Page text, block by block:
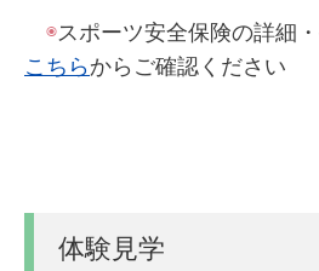
◉スポーツ安全保険の詳細
こちらからご確認ください
体験見学